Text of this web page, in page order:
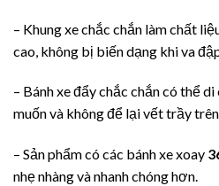
– Khung xe chắc chắn làm chất
cao, không bị biến dạng khi va
– Bánh xe đẩy chắc chắn có thể
muốn và không để lại vết trầy
– Sản phẩm có các bánh xe xoay
nhẹ nhàng và nhanh chóng hơn.